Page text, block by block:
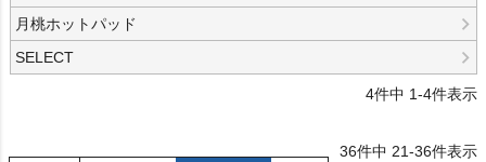
月桃ホットパッド
SELECT
4件中 1-4件表示
36件中 21-36件表示